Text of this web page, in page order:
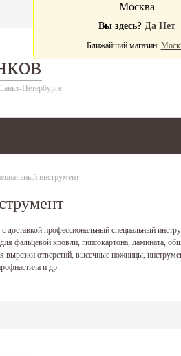
Петербурге
Москва
Вы здесь? Да Нет
Ближайший магазин:
инструмент
доставкой профессиональный специальный
фальцевой кровли, гипсокартона, ламината,
вырезки отверстий, высечные ножницы,
и др.